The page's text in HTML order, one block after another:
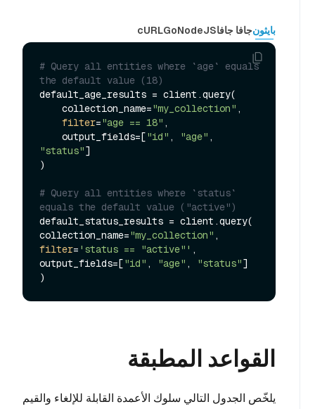
بايثونجافا جافاNodeJS
Go
cURL
# Query all entities where `age` equals
the default value (18)
default_age_results = client.query(
    collection_name=
"my_collection" ,
filter="age == 18" ,
    output_fields=[
"id" , "age"
"status"]
)
# Query all entities where `status`
equals the default value ("active")
default_status_results = client.query(
collection_name="my_collection"
filter= 'status == "active"' ,
output_fields=["id" , "age" , "status"]
القواعد المطبقة
يلخّص الجدول التالي سلوك الأعمدة القابلة للإلغاء والقيم